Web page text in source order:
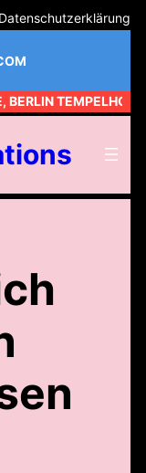
Datenschutzerklärung
TEMPELHOF //